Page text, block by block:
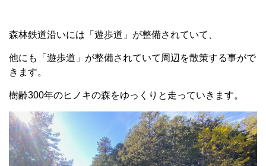
森林鉄道沿いには「遊歩道」が整備されていて、
他にも「遊歩道」が整備されていて周辺を散策する事がで
きます。
樹齢300年のヒノキの森をゆっくりと走っていきます。